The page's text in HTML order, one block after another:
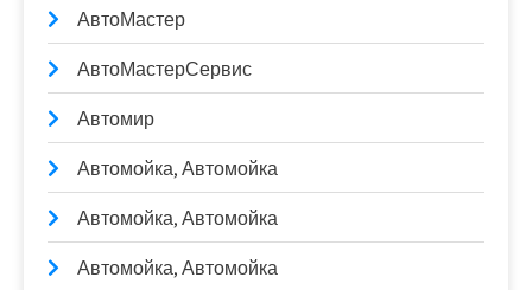
АвтоМастер
АвтоМастерСервис
Автомир
Автомойка, Автомойка
Автомойка, Автомойка
Автомойка, Автомойка